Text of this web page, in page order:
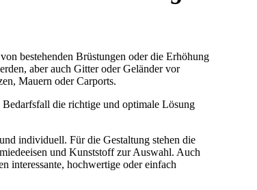
bestehenden Brüstungen oder die Erhöhung
aber auch Gitter oder Geländer vor
Mauern oder Carports.
die richtige und optimale Lösung
individuell. Für die Gestaltung stehen die
und Kunststoff zur Auswahl. Auch
interessante, hochwertige oder einfach